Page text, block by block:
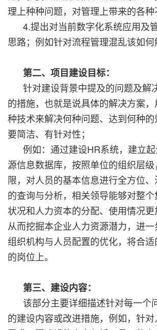
理上种种问题，对管理上带来的各种
4.提出对当前数字化系统应用及
思路；例如针对流程管理混乱该如何
第二、项目建设目标：
针对建设背景中提及的问题及解
的措施，也就是说具体的解决方案
种技术来解决何种问题、达到何种
要简洁、有针对性；
例如：通过建设HR系统，建立起
源信息数据库，按照单位的组织层
限，对人员的基本信息进行全方位
的查询与分析，相关领导能够对整
状况和人力资本的分配、使用情况更
从而挖掘本企业人力资源潜力，进
组织机构与人员配置的优化，将合
的岗位上。
第三、建设内容：
该部分主要详细描述针对每一个
的建设内容或改进措施，例如，针